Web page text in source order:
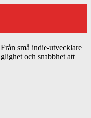
små indie-utvecklare
och snabbhet att